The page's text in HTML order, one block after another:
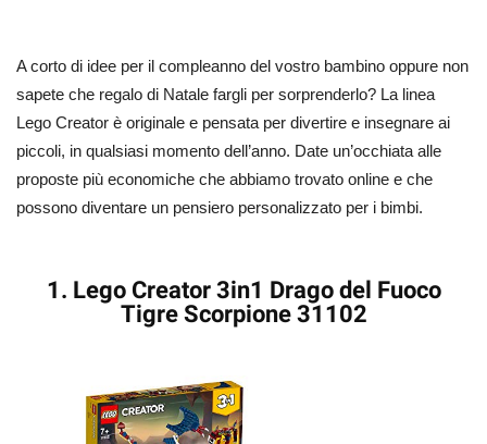
A corto di idee per il compleanno del vostro bambino oppure non
sapete che regalo di Natale fargli per sorprenderlo? La linea
Lego Creator è originale e pensata per divertire e insegnare ai
piccoli, in qualsiasi momento dell’anno. Date un’occhiata alle
proposte più economiche che abbiamo trovato online e che
possono diventare un pensiero personalizzato per i bimbi.
1. Lego Creator 3in1 Drago del Fuoco
Tigre Scorpione 31102